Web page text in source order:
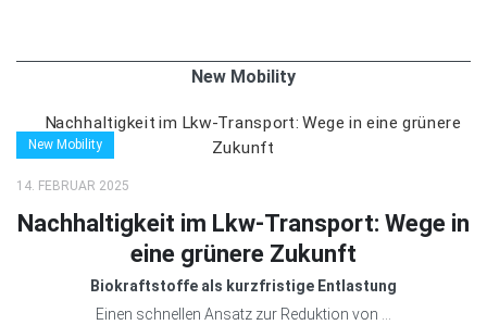
New Mobility
New Mobility
14. FEBRUAR 2025
Nachhaltigkeit im Lkw-Transport: Wege in
eine grünere Zukunft
Biokraftstoffe als kurzfristige Entlastung
Einen schnellen Ansatz zur Reduktion von ...